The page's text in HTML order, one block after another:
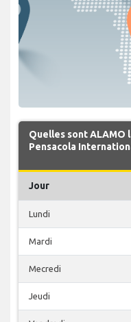
Quelles sont
Pensacola
Jour
Lundi
Mardi
Mecredi
Jeudi